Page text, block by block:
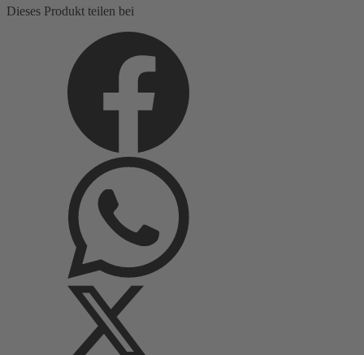
pfirsich,
grün,
Dieses Produkt teilen bei